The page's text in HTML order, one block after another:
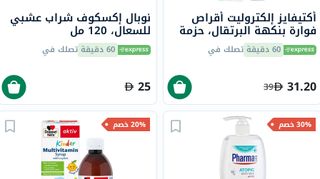
أكتيفايز إلكتروليت أقراص
فوارة بنكهة البرتقال، حزمة
من 20 60 دقيقة تصلك في
31.20
39
نوبال إكسكوف شراب عشبي
للسعال، 120 مل
60 دقيقة تصلك في
25
30% خصم 20% خصم